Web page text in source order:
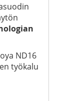
ND16
työkalu